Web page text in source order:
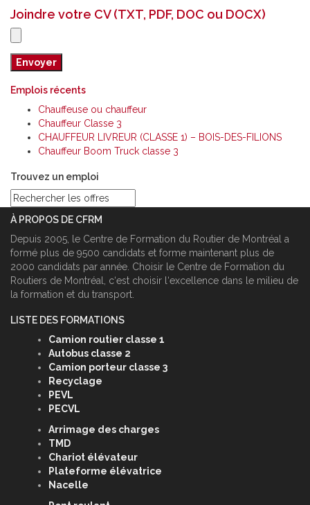
Joindre votre CV (TXT, PDF, DOC ou DOCX)
Emplois récents
Chauffeuse ou chauffeur
Chauffeur Classe 3
CHAUFFEUR LIVREUR (CLASSE 1) – BOIS-DES-FILIONS
Chauffeur Boom Truck classe 3
Trouvez un emploi
À PROPOS DE CFRM
Depuis 2005, le Centre de Formation du Routier de Montréal a
formé plus de 9500 candidats et forme maintenant plus de
2000 candidats par année. Choisir le Centre de Formation du
Routiers de Montréal, c‘est choisir l‘excellence dans le milieu de
la formation et du transport.
LISTE DES FORMATIONS
Camion routier classe 1
Autobus classe 2
Camion porteur classe 3
Recyclage
PEVL
PECVL
Arrimage des charges
TMD
Chariot élévateur
Plateforme élévatrice
Nacelle